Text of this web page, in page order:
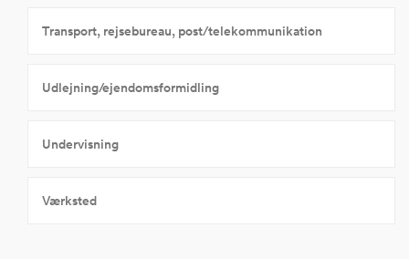
Transport, rejsebureau, post/telekommunikation
Udlejning/ejendomsformidling
Undervisning
Værksted